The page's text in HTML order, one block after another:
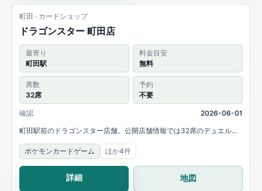
町田 · カードショップ
ドラゴンスター 町田店
最寄り
町田駅
料金目安
無料
席数
32席
予約
不要
確認
2026-06-01
町田駅前のドラゴンスター店舗。公開店舗情報では32席のデュエルス
ペースと幅広いTCGイベントが案内されています。
ポケモンカードゲーム
ほか4件
詳細 地図